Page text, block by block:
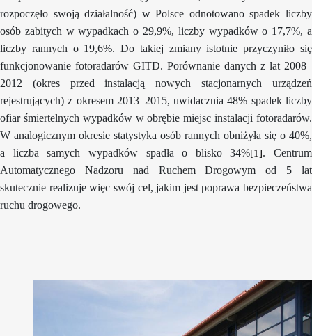
rozpoczęło swoją działalność) w Polsce odnotowano spadek liczby
osób zabitych w wypadkach o 29,9%, liczby wypadków o 17,7%, a
liczby rannych o 19,6%. Do takiej zmiany istotnie przyczyniło się
funkcjonowanie fotoradarów GITD. Porównanie danych z lat 2008–
2012 (okres przed instalacją nowych stacjonarnych urządzeń
rejestrujących) z okresem 2013–2015, uwidacznia 48% spadek liczby
ofiar śmiertelnych wypadków w obrębie miejsc instalacji fotoradarów.
W analogicznym okresie statystyka osób rannych obniżyła się o 40%,
a liczba samych wypadków spadła o blisko 34%[1]. Centrum
Automatycznego Nadzoru nad Ruchem Drogowym od 5 lat
skutecznie realizuje więc swój cel, jakim jest poprawa bezpieczeństwa
ruchu drogowego.